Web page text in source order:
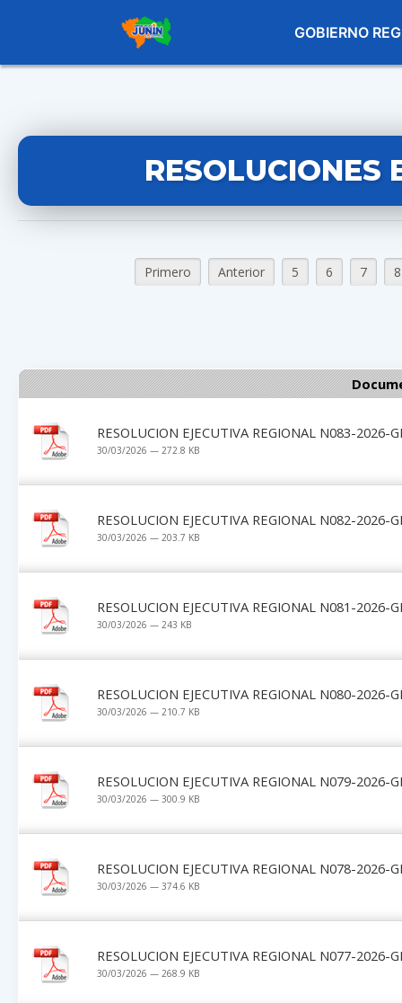
GOBIERNO
RESOLUCIONES
Primero Anterior 5 6 7 8
RESOLUCION EJECUTIVA REGIONAL N083-2026-
30/03/2026 — 272.8 KB
RESOLUCION EJECUTIVA REGIONAL N082-2026-
30/03/2026 — 203.7 KB
RESOLUCION EJECUTIVA REGIONAL N081-2026-
30/03/2026 — 243 KB
RESOLUCION EJECUTIVA REGIONAL N080-2026-
30/03/2026 — 210.7 KB
RESOLUCION EJECUTIVA REGIONAL N079-2026-
30/03/2026 — 300.9 KB
RESOLUCION EJECUTIVA REGIONAL N078-2026-
30/03/2026 — 374.6 KB
RESOLUCION EJECUTIVA REGIONAL N077-2026-
30/03/2026 — 268.9 KB